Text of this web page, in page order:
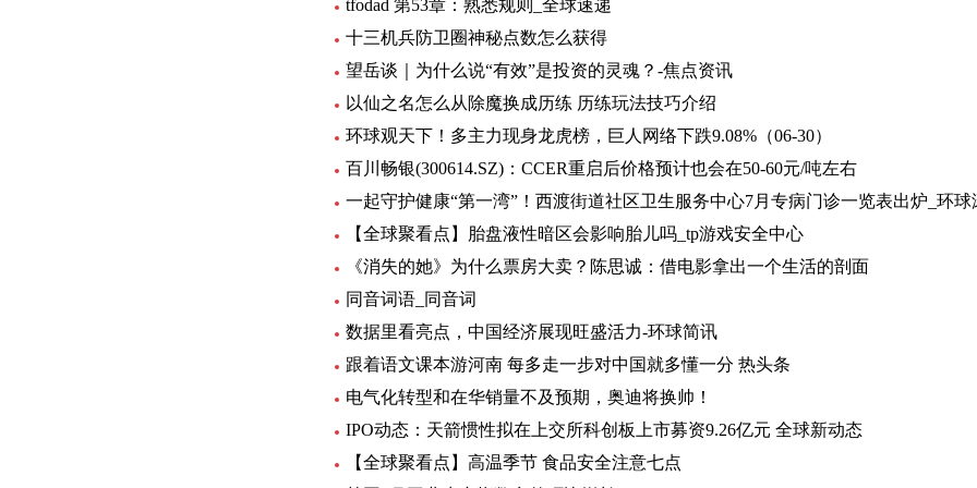
tfodad 第53章：熟悉规则_全球速递
十三机兵防卫圈神秘点数怎么获得
望岳谈｜为什么说“有效”是投资的灵魂？-焦点资讯
以仙之名怎么从除魔换成历练 历练玩法技巧介绍
环球观天下！多主力现身龙虎榜，巨人网络下跌9.08%（06-30）
百川畅银(300614.SZ)：CCER重启后价格预计也会在50-60元/吨左右
一起守护健康“第一湾”！西渡街道社区卫生服务中心7月专病门诊一览表出炉_环球
【全球聚看点】胎盘液性暗区会影响胎儿吗_tp游戏安全中心
《消失的她》为什么票房大卖？陈思诚：借电影拿出一个生活的剖面
同音词语_同音词
数据里看亮点，中国经济展现旺盛活力-环球简讯
跟着语文课本游河南 每多走一步对中国就多懂一分 热头条
电气化转型和在华销量不及预期，奥迪将换帅！
IPO动态：天箭惯性拟在上交所科创板上市募资9.26亿元 全球新动态
【全球聚看点】高温季节 食品安全注意七点